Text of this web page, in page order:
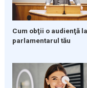
Cum obţii o audienţă la
parlamentarul tău